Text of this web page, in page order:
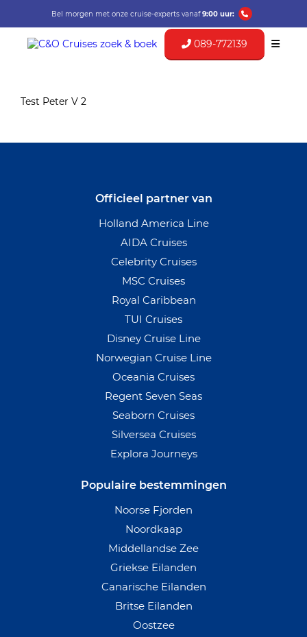
Bel morgen met onze cruise-experts vanaf9:00 uur:
089-772139
Test Peter V 2
Officieel partner van
Holland America Line
AIDA Cruises
Celebrity Cruises
MSC Cruises
Royal Caribbean
TUI Cruises
Disney Cruise Line
Norwegian Cruise Line
Oceania Cruises
Regent Seven Seas
Seaborn Cruises
Silversea Cruises
Explora Journeys
Populaire bestemmingen
Noorse Fjorden
Noordkaap
Middellandse Zee
Griekse Eilanden
Canarische Eilanden
Britse Eilanden
Oostzee